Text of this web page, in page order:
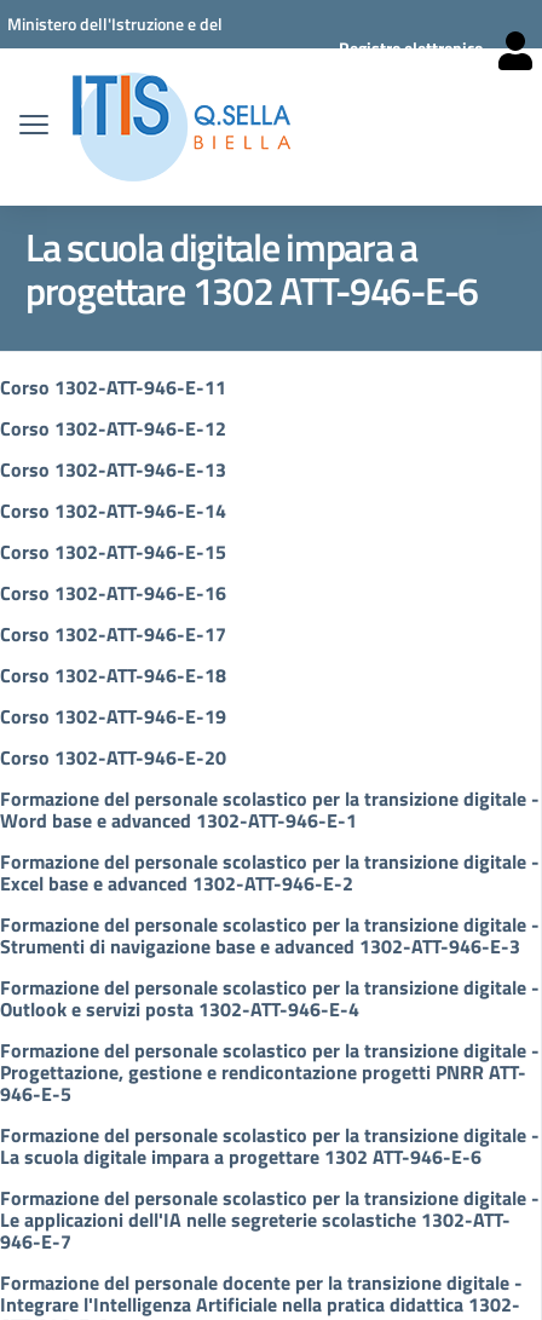
Vai ai contenuti
Vai al menu di navigazione
Vai al footer
Ministero dell'Istruzione e del
Registro elettronico
La scuola digitale impara a
progettare 1302 ATT-946-E-6
Corso 1302-ATT-946-E-11
Corso 1302-ATT-946-E-12
Corso 1302-ATT-946-E-13
Corso 1302-ATT-946-E-14
Corso 1302-ATT-946-E-15
Corso 1302-ATT-946-E-16
Corso 1302-ATT-946-E-17
Corso 1302-ATT-946-E-18
Corso 1302-ATT-946-E-19
Corso 1302-ATT-946-E-20
Formazione del personale scolastico per la transizione digitale -
Word base e advanced 1302-ATT-946-E-1
Formazione del personale scolastico per la transizione digitale -
Excel base e advanced 1302-ATT-946-E-2
Formazione del personale scolastico per la transizione digitale -
Strumenti di navigazione base e advanced 1302-ATT-946-E-3
Formazione del personale scolastico per la transizione digitale -
Outlook e servizi posta 1302-ATT-946-E-4
Formazione del personale scolastico per la transizione digitale -
Progettazione, gestione e rendicontazione progetti PNRR ATT-
946-E-5
Formazione del personale scolastico per la transizione digitale -
La scuola digitale impara a progettare 1302 ATT-946-E-6
Formazione del personale scolastico per la transizione digitale -
Le applicazioni dell'IA nelle segreterie scolastiche 1302-ATT-
946-E-7
Formazione del personale docente per la transizione digitale -
Integrare l'Intelligenza Artificiale nella pratica didattica 1302-